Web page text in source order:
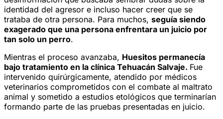
identidad del agresor e incluso hacer creer que se
trataba de otra persona. Para muchos, seguía siendo
exagerado que una persona enfrentara un juicio por
tan solo un perro.
Mientras el proceso avanzaba, Huesitos permanecía
bajo tratamiento en la clínica Tehuacán Salvaje. Fue
intervenido quirúrgicamente, atendido por médicos
veterinarios comprometidos con el combate al maltrato
animal y sometido a estudios etológicos que terminarían
formando parte de las pruebas presentadas en juicio.